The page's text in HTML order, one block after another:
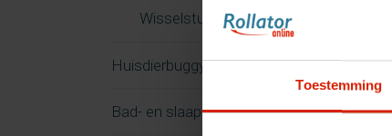
Toestemming
Wisselstukken
Huisdierbuggy
Bad- en slaapkamer